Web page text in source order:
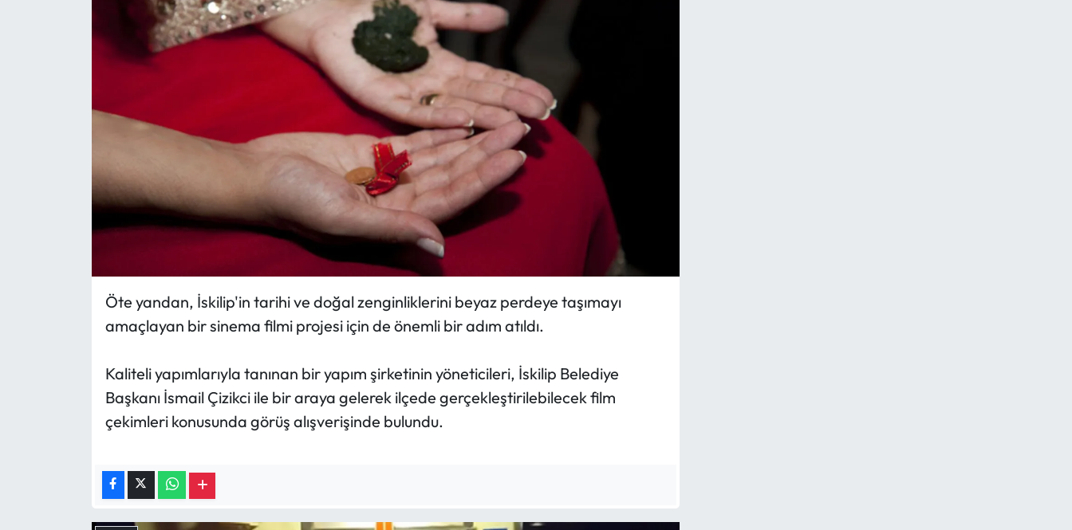
Öte yandan, İskilip'in tarihi ve doğal zenginliklerini beyaz perdeye taşımayı
amaçlayan bir sinema filmi projesi için de önemli bir adım atıldı.
Kaliteli yapımlarıyla tanınan bir yapım şirketinin yöneticileri, İskilip Belediye
Başkanı İsmail Çizikci ile bir araya gelerek ilçede gerçekleştirilebilecek film
çekimleri konusunda görüş alışverişinde bulundu.